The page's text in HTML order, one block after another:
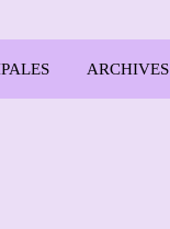
ARCHIVES